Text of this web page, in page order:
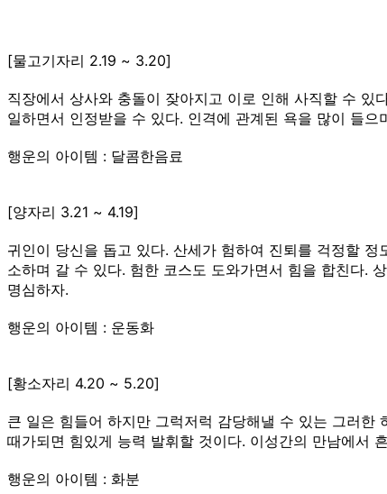
[물고기자리 2.19 ~ 3.20]
직장에서 상사와 충돌이 잦아지고 이로 인해 사직할 수 있
일하면서 인정받을 수 있다. 인격에 관계된 욕을 많이 들
행운의 아이템 : 달콤한음료
[양자리 3.21 ~ 4.19]
귀인이 당신을 돕고 있다. 산세가 험하여 진퇴를 걱정할
소하며 갈 수 있다. 험한 코스도 도와가면서 힘을 합친다.
명심하자.
행운의 아이템 : 운동화
[황소자리 4.20 ~ 5.20]
큰 일은 힘들어 하지만 그럭저럭 감당해낼 수 있는 그러
때가되면 힘있게 능력 발휘할 것이다. 이성간의 만남에서
행운의 아이템 : 화분